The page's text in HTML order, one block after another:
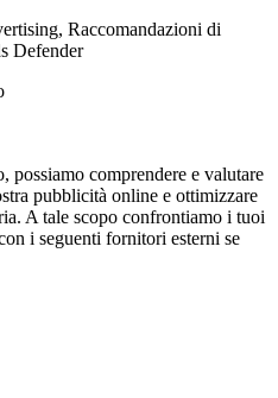
Raccomandazioni di
Defender
possiamo comprendere e valutare
pubblicità online e ottimizzare
A tale scopo confrontiamo i tuoi
i seguenti fornitori esterni se